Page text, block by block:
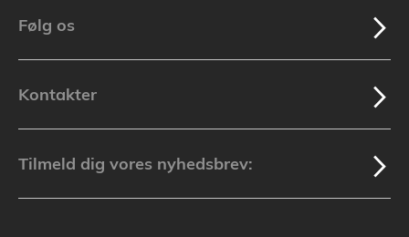
Følg os
Kontakter
Tilmeld dig vores nyhedsbrev: